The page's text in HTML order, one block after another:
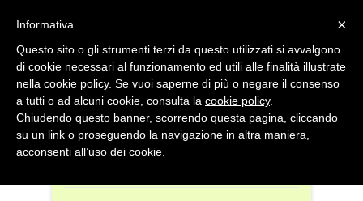
MENU
×
Informativa
Questo sito o gli strumenti terzi da questo utilizzati si avvalgono
di cookie necessari al funzionamento ed utili alle finalità illustrate
nella cookie policy. Se vuoi saperne di più o negare il consenso
a tutti o ad alcuni cookie, consulta la cookie policy.
Chiudendo questo banner, scorrendo questa pagina, cliccando
su un link o proseguendo la navigazione in altra maniera,
acconsenti all’uso dei cookie.